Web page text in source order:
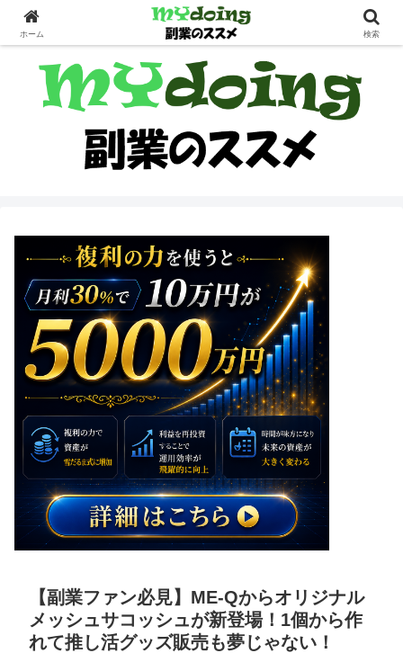
副業界隈
【副業ファン必見】ME-Qからオリジナル
メッシュサコッシュが新登場！1個から作
れて推し活グッズ販売も夢じゃない！
ホーム 検索